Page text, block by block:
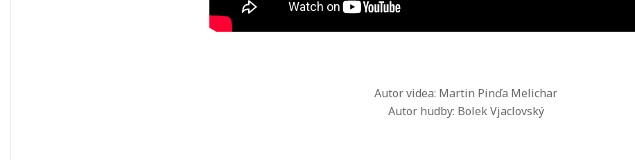
Autor videa: Martin Pinďa Melichar
Autor hudby: Bolek Vjaclovský